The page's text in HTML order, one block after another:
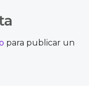
para publicar un